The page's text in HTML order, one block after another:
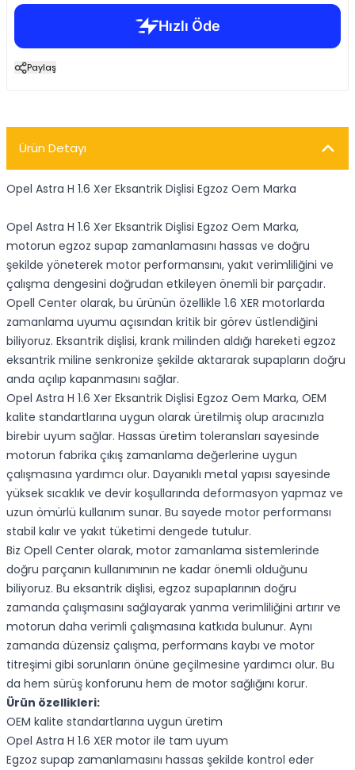
Paylaş
Ürün Detayı
Opel Astra H 1.6 Xer Eksantrik Dişlisi Egzoz Oem Marka
Opel Astra H 1.6 Xer Eksantrik Dişlisi Egzoz Oem Marka,
motorun egzoz supap zamanlamasını hassas ve doğru
şekilde yöneterek motor performansını, yakıt verimliliğini ve
çalışma dengesini doğrudan etkileyen önemli bir parçadır.
Opell Center olarak, bu ürünün özellikle 1.6 XER motorlarda
zamanlama uyumu açısından kritik bir görev üstlendiğini
biliyoruz. Eksantrik dişlisi, krank milinden aldığı hareketi egzoz
eksantrik miline senkronize şekilde aktararak supapların doğru
anda açılıp kapanmasını sağlar.
Opel Astra H 1.6 Xer Eksantrik Dişlisi Egzoz Oem Marka, OEM
kalite standartlarına uygun olarak üretilmiş olup aracınızla
birebir uyum sağlar. Hassas üretim toleransları sayesinde
motorun fabrika çıkış zamanlama değerlerine uygun
çalışmasına yardımcı olur. Dayanıklı metal yapısı sayesinde
yüksek sıcaklık ve devir koşullarında deformasyon yapmaz ve
uzun ömürlü kullanım sunar. Bu sayede motor performansı
stabil kalır ve yakıt tüketimi dengede tutulur.
Biz Opell Center olarak, motor zamanlama sistemlerinde
doğru parçanın kullanımının ne kadar önemli olduğunu
biliyoruz. Bu eksantrik dişlisi, egzoz supaplarının doğru
zamanda çalışmasını sağlayarak yanma verimliliğini artırır ve
motorun daha verimli çalışmasına katkıda bulunur. Aynı
zamanda düzensiz çalışma, performans kaybı ve motor
titreşimi gibi sorunların önüne geçilmesine yardımcı olur. Bu
da hem sürüş konforunu hem de motor sağlığını korur.
Ürün özellikleri:
OEM kalite standartlarına uygun üretim
Opel Astra H 1.6 XER motor ile tam uyum
Egzoz supap zamanlamasını hassas şekilde kontrol eder